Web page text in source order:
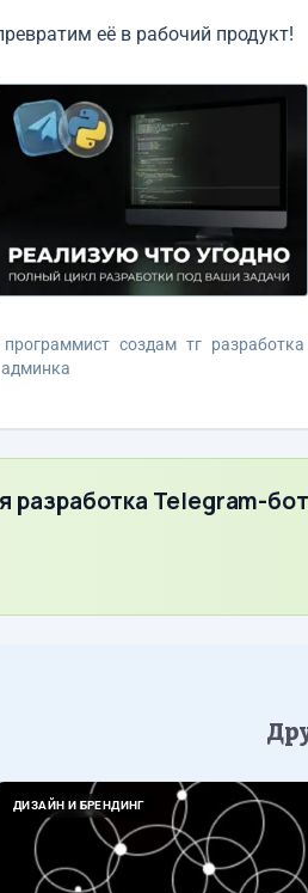
её в рабочий продукт!
программист создам тг разработка
админка
разработка Telegram-
ДИЗАЙН И БРЕНДИНГ